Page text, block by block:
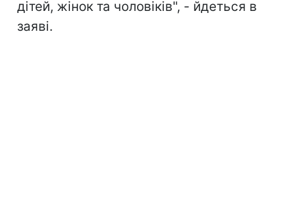
дітей, жінок та чоловіків", - йдеться в
заяві.